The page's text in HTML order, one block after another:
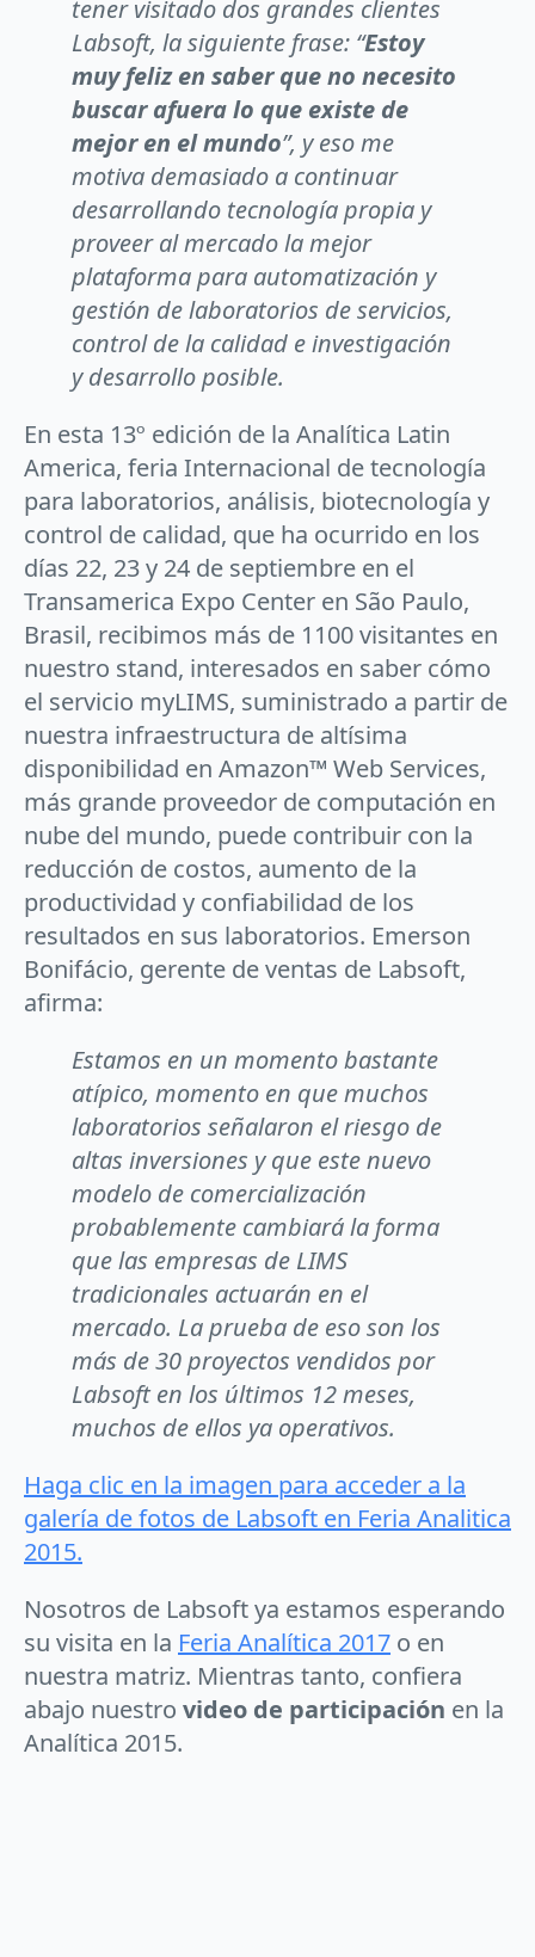
tener visitado dos grandes clientes
Labsoft, la siguiente frase: “Estoy
muy feliz en saber que no necesito
buscar afuera lo que existe de
mejor en el mundo”, y eso me
motiva demasiado a continuar
desarrollando tecnología propia y
proveer al mercado la mejor
plataforma para automatización y
gestión de laboratorios de servicios,
control de la calidad e investigación
y desarrollo posible.
En esta 13º edición de la Analítica Latin
America, feria Internacional de tecnología
para laboratorios, análisis, biotecnología y
control de calidad, que ha ocurrido en los
días 22, 23 y 24 de septiembre en el
Transamerica Expo Center en São Paulo,
Brasil, recibimos más de 1100 visitantes en
nuestro stand, interesados en saber cómo
el servicio myLIMS, suministrado a partir de
nuestra infraestructura de altísima
disponibilidad en Amazon™ Web Services,
más grande proveedor de computación en
nube del mundo, puede contribuir con la
reducción de costos, aumento de la
productividad y confiabilidad de los
resultados en sus laboratorios. Emerson
Bonifácio, gerente de ventas de Labsoft,
afirma:
Estamos en un momento bastante
atípico, momento en que muchos
laboratorios señalaron el riesgo de
altas inversiones y que este nuevo
modelo de comercialización
probablemente cambiará la forma
que las empresas de LIMS
tradicionales actuarán en el
mercado. La prueba de eso son los
más de 30 proyectos vendidos por
Labsoft en los últimos 12 meses,
muchos de ellos ya operativos.
Haga clic en la imagen para acceder a la
galería de fotos de Labsoft en Feria Analitica
2015.
Nosotros de Labsoft ya estamos esperando
su visita en la Feria Analítica 2017 o en
nuestra matriz. Mientras tanto, confiera
abajo nuestro video de participación en la
Analítica 2015.